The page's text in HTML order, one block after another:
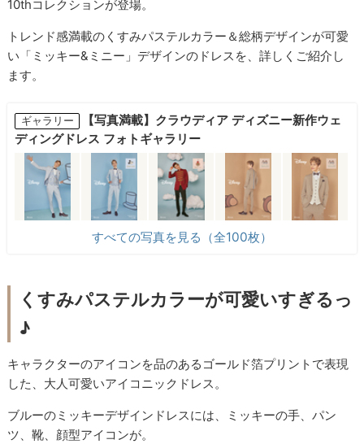
10thコレクションが登場。
トレンド感満載のくすみパステルカラー＆総柄デザインが可愛
い「ミッキー&ミニー」デザインのドレスを、詳しくご紹介し
ます。
ギャラリー
【写真満載】クラウディア ディズニー新作ウェ
ディングドレス フォトギャラリー
すべての写真を見る（全100枚）
くすみパステルカラーが可愛いすぎるっ
♪
キャラクターのアイコンを品のあるゴールド箔プリントで表現
した、大人可愛いアイコニックドレス。
ブルーのミッキーデザインドレスには、ミッキーの手、パン
ツ、靴、顔型アイコンが。